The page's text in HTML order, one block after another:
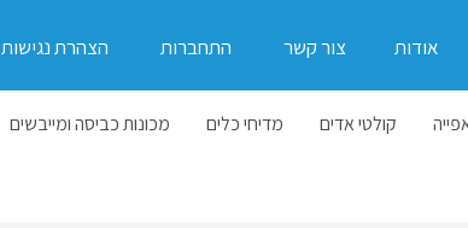
אודות צור קשר התחברות הצהרת נגישות
קולטי אדים מדיחי כלים מכונות כביסה ומייבשים